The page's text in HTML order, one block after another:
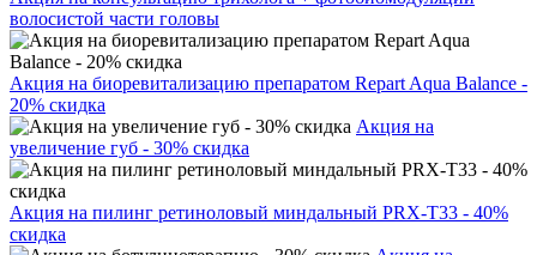
волосистой части головы
Акция на биоревитализацию препаратом Repart Aqua Balance -
20% скидка
Акция на
увеличение губ - 30% скидка
Акция на пилинг ретиноловый миндальный PRX-T33 - 40%
скидка